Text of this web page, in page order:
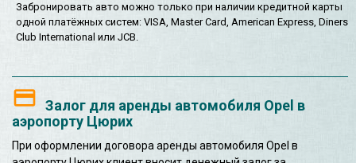
Забронировать авто можно только при наличии кредитной карты
одной платёжных систем: VISA, Master Card, American Express, Diners
Club International или JCB.
Залог для аренды автомобиля Opel в
аэропорту Цюрих
При оформлении договора аренды автомобиля Opel в